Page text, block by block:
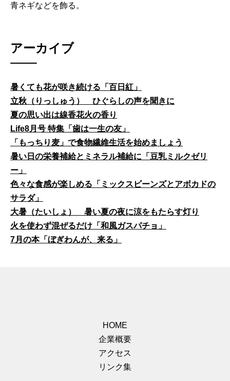
青ネギなどを飾る。
アーカイブ
暑くても花が咲き続ける「百日紅」
立秋（りっしゅう） ひぐらしの声を聞きに
夏の思い出は線香花火の香り
Life8月号 特集「歯は一生の友」
「もっちり麦」で食物繊維生活を始めましょう
暑い日の栄養補給とミネラル補給に「豆乳ミルクゼリ
ー」
色々な食感が楽しめる「ミックスビーンズとアボカドの
サラダ」
大暑（たいしょ） 暑い夏の夜に涼をもたらす灯り
火を使わず混ぜるだけ「和風ガスパチョ」
7月の本「ぼぎわんが、来る」
HOME
企業概要
アクセス
リンク集